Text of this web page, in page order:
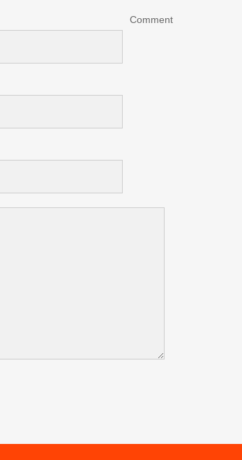
Comment